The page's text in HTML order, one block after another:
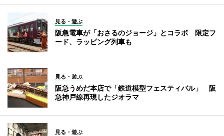
見る・遊ぶ
阪急電車が「おさるのジョージ」とコラボ 限定フ
ード、ラッピング列車も
見る・遊ぶ
阪急うめだ本店で「鉄道模型フェスティバル」 阪
急神戸線再現したジオラマ
見る・遊ぶ